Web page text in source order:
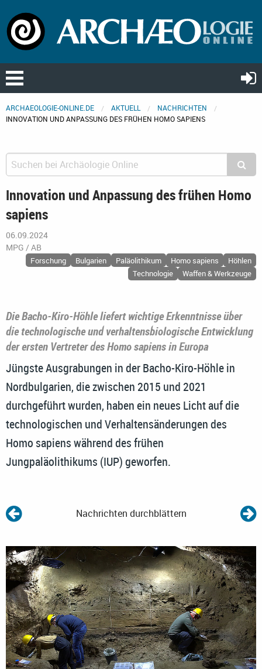
ARCHAEOLOGIE-ONLINE.DE AKTUELL
NACHRICHTEN
INNOVATION UND ANPASSUNG DES FRÜHEN HOMO SAPIENS
Innovation und Anpassung des frühen Homo
sapiens
06.09.2024
MPG / AB
Forschung Bulgarien Paläolithikum Homo sapiens
Höhlen
Technologie
Waffen & Werkzeuge
Die Bacho-Kiro-Höhle liefert wichtige Erkenntnisse über
die technologische und verhaltensbiologische Entwicklung
der ersten Vertreter des Homo sapiens in Europa
Jüngste Ausgrabungen in der Bacho-Kiro-Höhle in
Nordbulgarien, die zwischen 2015 und 2021
durchgeführt wurden, haben ein neues Licht auf die
technologischen und Verhaltensänderungen des
Homo sapiens während des frühen
Jungpaläolithikums (IUP) geworfen.
Nachrichten durchblättern